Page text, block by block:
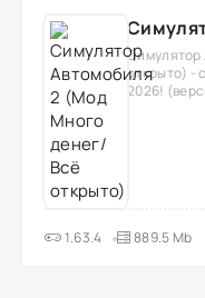
Симулятор
открыто) -
2026!
1.63.4 889.5 Mb